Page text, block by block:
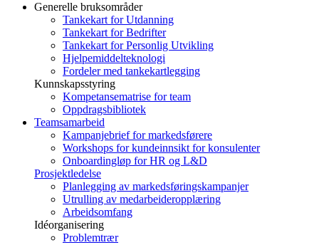
Generelle bruksområder
Tankekart for Utdanning
Tankekart for Bedrifter
Tankekart for Personlig Utvikling
Hjelpemiddelteknologi
Fordeler med tankekartlegging
Kunnskapsstyring
Kompetansematrise for team
Oppdragsbibliotek
Teamsamarbeid
Kampanjebrief for markedsførere
Workshops for kundeinnsikt for konsulenter
Onboardingløp for HR og L&D
Prosjektledelse
Planlegging av markedsføringskampanjer
Utrulling av medarbeideropplæring
Arbeidsomfang
Idéorganisering
Problemtrær